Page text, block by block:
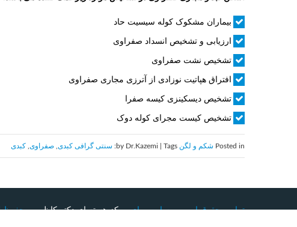
بیماران مشکوک کوله سیسیت حاد
ارزیابی و تشخیص انسداد صفراوی
تشخیص نشت صفراوی
افتراق هپاتیت نوزادی از آترزی مجاری صفراوی
تشخیص دیسکینزی کیسه صفرا
تشخیص کیست مجرای کوله دوک
Posted in شکم و لگن سنتی گرافی كبدی صفراوی کبدی
تمامی حقوق این وب سایت برایمرکز هسته ای دکتر کاظمیمحفوظ